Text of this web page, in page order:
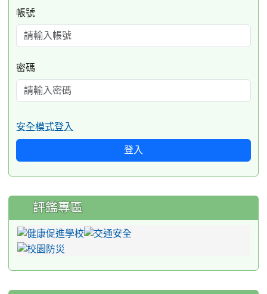
帳號
密碼
安全模式登入
登入
評鑑專區